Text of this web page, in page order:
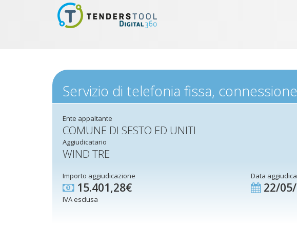
Servizio di telefonia fissa,
Ente appaltante
COMUNE DI SESTO ED UNITI
Aggiudicatario
WIND TRE
Importo aggiudicazione
15.401,28€
IVA esclusa
Data
22/